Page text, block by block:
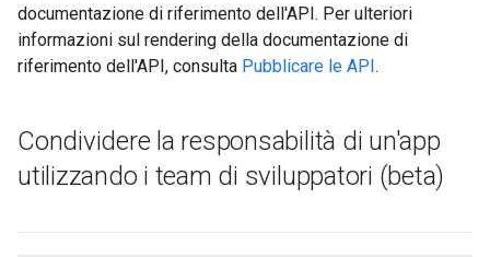
documentazione di riferimento dell'API. Per ulteriori
informazioni sul rendering della documentazione di
riferimento dell'API, consulta Pubblicare le API .
Condividere la responsabilità di un'app
utilizzando i team di sviluppatori (beta)